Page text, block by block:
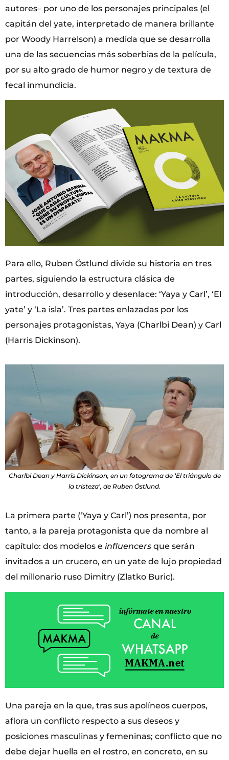
autores– por uno de los personajes principales (el
capitán del yate, interpretado de manera brillante
por Woody Harrelson) a medida que se desarrolla
una de las secuencias más soberbias de la película,
por su alto grado de humor negro y de textura de
fecal inmundicia.
Para ello, Ruben Östlund divide su historia en tres
partes, siguiendo la estructura clásica de
introducción, desarrollo y desenlace: ‘Yaya y Carl’, ‘El
yate’ y ‘La isla’. Tres partes enlazadas por los
personajes protagonistas, Yaya (Charlbi Dean) y Carl
(Harris Dickinson).
Charlbi Dean y Harris Dickinson, en un fotograma de ‘El triángulo de
la tristeza’, de Ruben Östlund.
La primera parte (‘Yaya y Carl’) nos presenta, por
tanto, a la pareja protagonista que da nombre al
capítulo: dos modelos e influencers que serán
invitados a un crucero, en un yate de lujo propiedad
del millonario ruso Dimitry (Zlatko Buric).
Una pareja en la que, tras sus apolíneos cuerpos,
aflora un conflicto respecto a sus deseos y
posiciones masculinas y femeninas; conflicto que no
debe dejar huella en el rostro, en concreto, en su